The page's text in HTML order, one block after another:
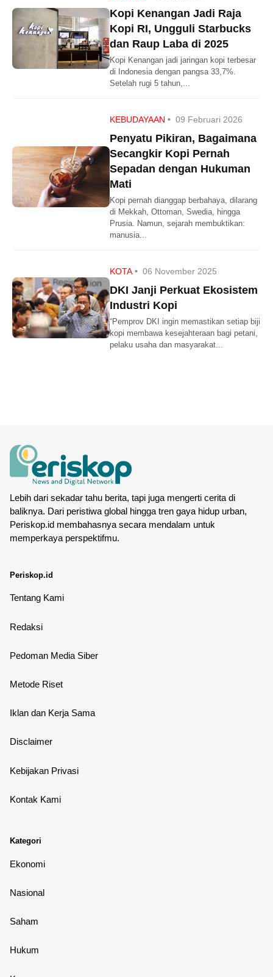
Kopi Kenangan Jadi Raja
Kopi RI, Ungguli Starbucks
dan Raup Laba di 2025
Kopi Kenangan jadi jaringan kopi terbesar
di Indonesia dengan pangsa 33,7%.
Setelah rugi 5 tahun,...
KEBUDAYAAN • 09 Februari 2026
Penyatu Pikiran, Bagaimana
Secangkir Kopi Pernah
Sepadan dengan Hukuman
Mati
Kopi pernah dianggap berbahaya, dilarang
di Mekkah, Ottoman, Swedia, hingga
Prusia. Namun, sejarah membuktikan:
manusia...
KOTA • 06 November 2025
DKI Janji Perkuat Ekosistem
Industri Kopi
“Pemprov DKI ingin memastikan setiap biji
kopi membawa kesejahteraan bagi petani,
pelaku usaha dan masyarakat...
Lebih dari sekadar tahu berita, tapi juga mengerti cerita di
baliknya. Dari peristiwa global hingga tren gaya hidup urban,
Periskop.id membahasnya secara mendalam untuk
memperkaya perspektifmu.
Periskop.id
Tentang Kami
Redaksi
Pedoman Media Siber
Metode Riset
Iklan dan Kerja Sama
Disclaimer
Kebijakan Privasi
Kontak Kami
Kategori
Ekonomi
Nasional
Saham
Hukum